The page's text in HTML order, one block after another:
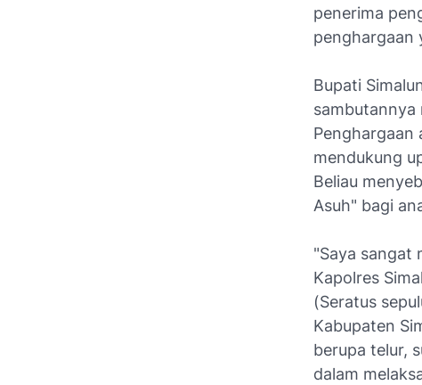
penerima
penghargaan
Bupati
sambutannya
Penghargaan
mendukung
Beliau
Asuh" bagi
"Saya sangat
Kapolres
(Seratus
Kabupaten
berupa telur,
dalam